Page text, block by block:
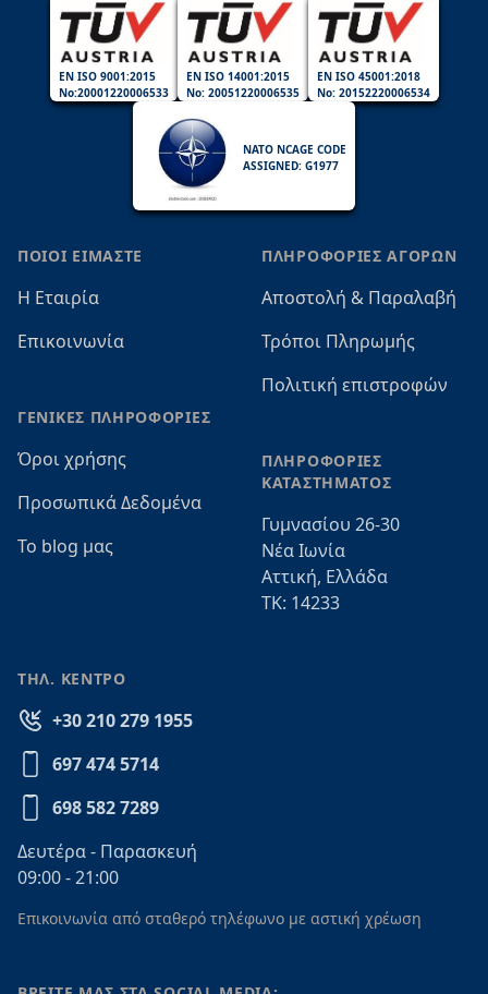
EN ISO 9001:2015
No:20001220006533
EN ISO 14001:2015
No: 20051220006535
EN ISO 45001:2018
No: 20152220006534
NATO NCAGE CODE
ASSIGNED: G1977
ΠΟΙΟΙ ΕΙΜΑΣΤΕ
Η Εταιρία
Επικοινωνία
ΓΕΝΙΚΕΣ ΠΛΗΡΟΦΟΡΙΕΣ
Όροι χρήσης
Προσωπικά Δεδομένα
Το blog μας
ΠΛΗΡΟΦΟΡΙΕΣ ΑΓΟΡΩΝ
Αποστολή & Παραλαβή
Τρόποι Πληρωμής
Πολιτική επιστροφών
ΠΛΗΡΟΦΟΡΙΕΣ
ΚΑΤΑΣΤΗΜΑΤΟΣ
Γυμνασίου 26-30
Νέα Ιωνία
Αττική, Ελλάδα
ΤΚ: 14233
ΤΗΛ. ΚΕΝΤΡΟ
+30 210 279 1955
697 474 5714
698 582 7289
Δευτέρα - Παρασκευή
09:00 - 21:00
Επικοινωνία από σταθερό τηλέφωνο με αστική χρέωση